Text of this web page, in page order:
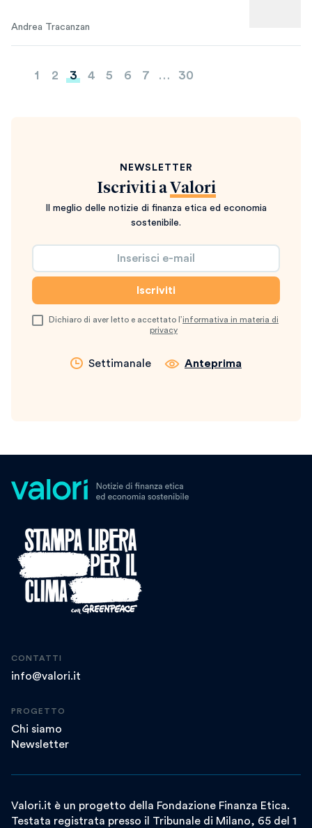
Andrea Tracanzan
Paginazione
1 2 3 4 5 6 7 … 30
NEWSLETTER
Iscriviti a Valori
Il meglio delle notizie di finanza etica ed economia
sostenibile.
Dichiaro di aver letto e accettato l’informativa in materia di
privacy
Settimanale Anteprima
CONTATTI
info@valori.it
PROGETTO
Chi siamo
Newsletter
Valori.it è un progetto della Fondazione Finanza Etica.
Testata registrata presso il Tribunale di Milano, 65 del 1